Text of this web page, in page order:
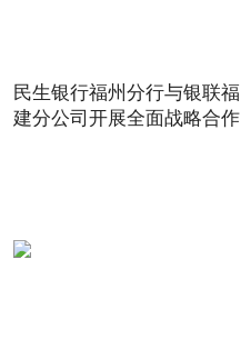
民生银行福州分行与银联福
建分公司开展全面战略合作